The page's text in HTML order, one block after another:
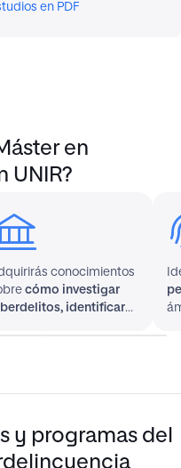
en PDF
en
UNIR?
conocimientos
cómo investigar
identificar
y programas del